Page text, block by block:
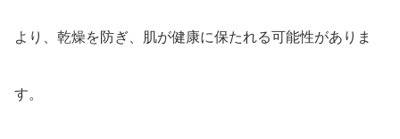
より、乾燥を防ぎ、肌が健康に保たれる可能性がありま
す。